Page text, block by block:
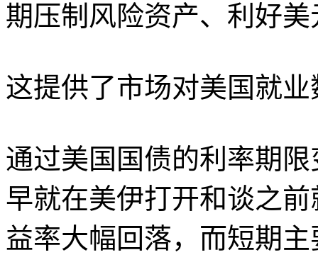
期压制风险资产、利好
这提供了市场对美国就
通过美国国债的利率期
早就在美伊打开和谈之
益率大幅回落，而短期